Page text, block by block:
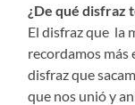
¿De qué disfraz
El disfraz que la
recordamos más
disfraz que
que nos unió y